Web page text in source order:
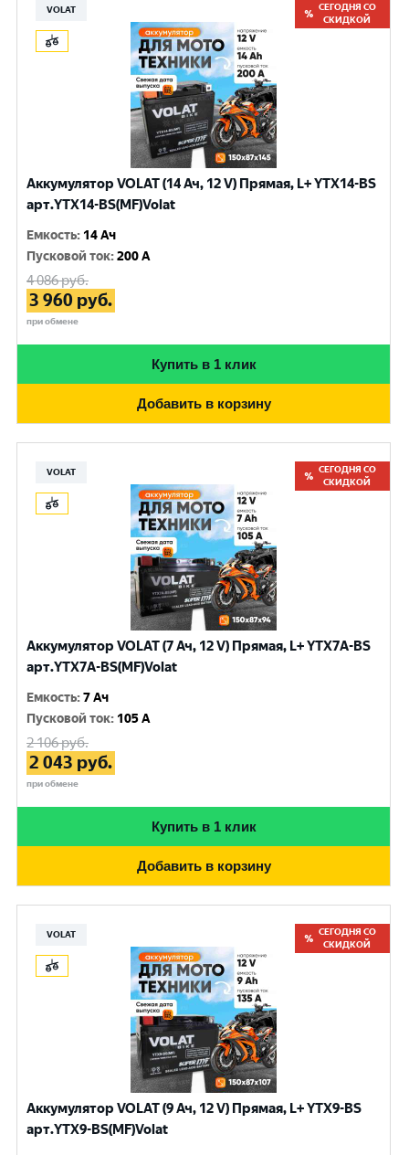
VOLAT
СЕГОДНЯ СО
СКИДКОЙ
Аккумулятор VOLAT (14 Ач, 12 V) Прямая, L+ YTX14-BS
арт.YTX14-BS(MF)Volat
Емкость: 14 Ач
Пусковой ток:200 A
4 086руб.
3 960 руб.
при обмене
Купить в 1 клик
Добавить в корзину
VOLAT
СЕГОДНЯ СО
СКИДКОЙ
Аккумулятор VOLAT (7 Ач, 12 V) Прямая, L+ YTX7A-BS
арт.YTX7A-BS(MF)Volat
Емкость:7 Ач
Пусковой ток: 105 A
2 106руб.
2 043 руб.
при обмене
Купить в 1 клик
Добавить в корзину
VOLAT
СЕГОДНЯ СО
СКИДКОЙ
Аккумулятор VOLAT (9 Ач, 12 V) Прямая, L+ YTX9-BS
арт.YTX9-BS(MF)Volat